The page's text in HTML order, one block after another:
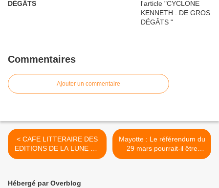
DÉGÂTS
Commentaires
Ajouter un commentaire
< CAFE LITTERAIRE DES
EDITIONS DE LA LUNE DU
SAMEDI 28/02/2009
Mayotte : Le référendum du
29 mars pourrait-il être
reporté? >
Hébergé par Overblog